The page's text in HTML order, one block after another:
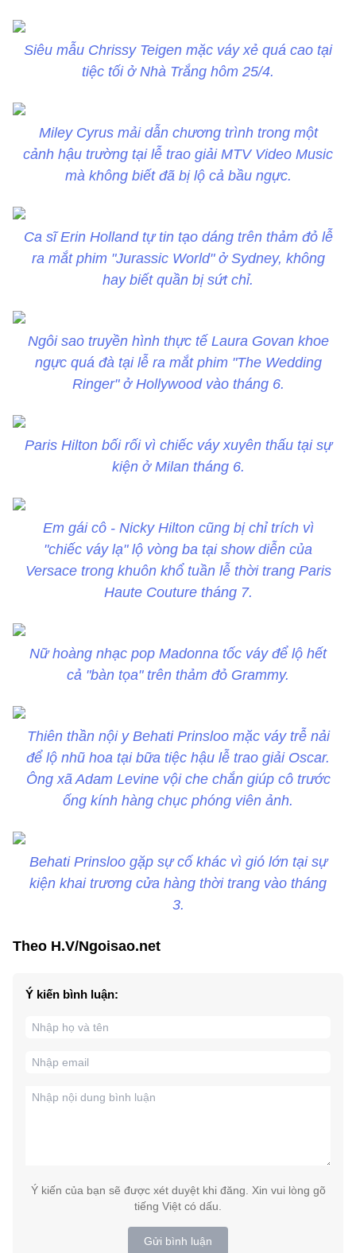
Siêu mẫu Chrissy Teigen mặc váy xẻ quá cao tại
tiệc tối ở Nhà Trắng hôm 25/4.
Miley Cyrus mải dẫn chương trình trong một
cảnh hậu trường tại lễ trao giải MTV Video Music
mà không biết đã bị lộ cả bầu ngực.
Ca sĩ Erin Holland tự tin tạo dáng trên thảm đỏ lễ
ra mắt phim "Jurassic World" ở Sydney, không
hay biết quần bị sứt chỉ.
Ngôi sao truyền hình thực tế Laura Govan khoe
ngực quá đà tại lễ ra mắt phim "The Wedding
Ringer" ở Hollywood vào tháng 6.
Paris Hilton bối rối vì chiếc váy xuyên thấu tại sự
kiện ở Milan tháng 6.
Em gái cô - Nicky Hilton cũng bị chỉ trích vì
"chiếc váy lạ" lộ vòng ba tại show diễn của
Versace trong khuôn khổ tuần lễ thời trang Paris
Haute Couture tháng 7.
Nữ hoàng nhạc pop Madonna tốc váy để lộ hết
cả "bàn tọa" trên thảm đỏ Grammy.
Thiên thần nội y Behati Prinsloo mặc váy trễ nải
để lộ nhũ hoa tại bữa tiệc hậu lễ trao giải Oscar.
Ông xã Adam Levine vội che chắn giúp cô trước
ống kính hàng chục phóng viên ảnh.
Behati Prinsloo gặp sự cố khác vì gió lớn tại sự
kiện khai trương cửa hàng thời trang vào tháng
3.
Theo H.V/Ngoisao.net
Ý kiến bình luận:
Ý kiến của bạn sẽ được xét duyệt khi đăng. Xin vui lòng gõ
tiếng Việt có dấu.
Gửi bình luận